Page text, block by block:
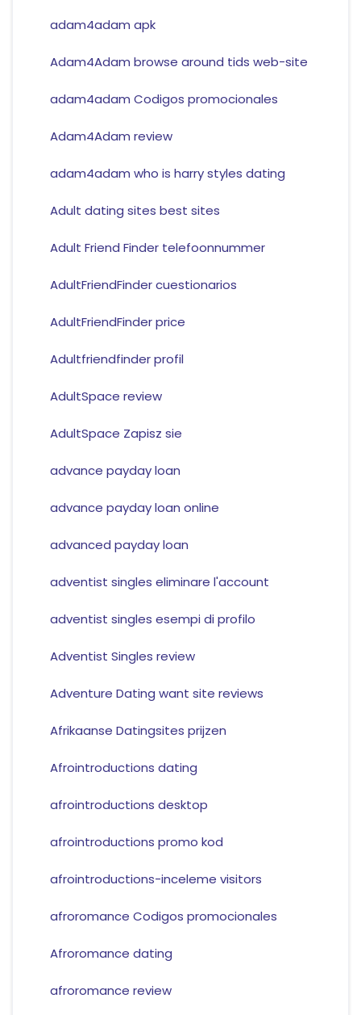
adam4adam apk
Adam4Adam browse around tids web-site
adam4adam Codigos promocionales
Adam4Adam review
adam4adam who is harry styles dating
Adult dating sites best sites
Adult Friend Finder telefoonnummer
AdultFriendFinder cuestionarios
AdultFriendFinder price
Adultfriendfinder profil
AdultSpace review
AdultSpace Zapisz sie
advance payday loan
advance payday loan online
advanced payday loan
adventist singles eliminare l'account
adventist singles esempi di profilo
Adventist Singles review
Adventure Dating want site reviews
Afrikaanse Datingsites prijzen
Afrointroductions dating
afrointroductions desktop
afrointroductions promo kod
afrointroductions-inceleme visitors
afroromance Codigos promocionales
Afroromance dating
afroromance review